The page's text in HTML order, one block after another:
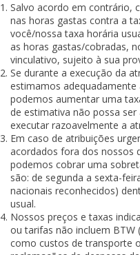
Salvo acordo em contrário,
nas horas gastas contra a
você/nossa taxa horária
as horas gastas/cobradas,
vinculativo, sujeito à sua
Se durante a execução da
estimamos
podemos aumentar uma
de estimativa não possa
executar razoavelmente a
Em caso de atribuições
acordados fora dos nossos
podemos cobrar uma
são: de segunda a sexta-
nacionais reconhecidos)
usual.
Nossos preços e taxas
ou tarifas não incluem BTW
como custos de transporte